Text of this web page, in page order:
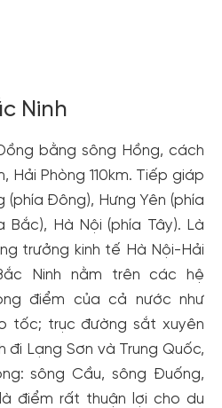
Ninh
bằng sông Hồng, cách
Hải Phòng 110km. Tiếp giáp
(phía Đông), Hưng Yên (phía
Bắc), Hà Nội (phía Tây). Là
trưởng kinh tế Hà Nội-Hải
Ninh nằm trên các hệ
điểm của cả nước như
tốc; trục đường sắt xuyên
đi Lạng Sơn và Trung Quốc,
sông Cầu, sông Đuống,
điểm rất thuận lợi cho du